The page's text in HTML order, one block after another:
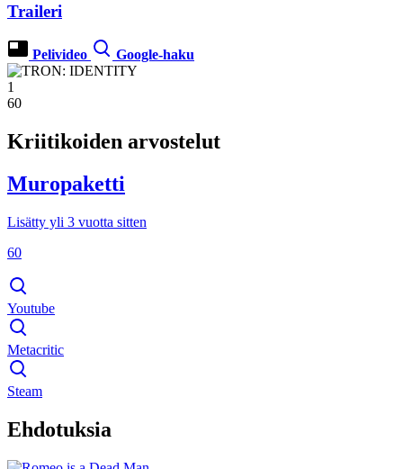
Traileri
Pelivideo Google-haku
1
60
Kriitikoiden arvostelut
Muropaketti
Lisätty yli 3 vuotta sitten
60
Youtube
Metacritic
Steam
Ehdotuksia